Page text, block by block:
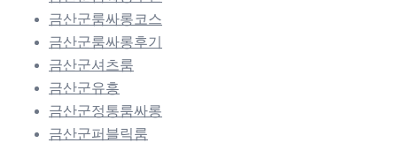
금산군룸싸롱코스
금산군룸싸롱후기
금산군셔츠룸
금산군유흥
금산군정통룸싸롱
금산군퍼블릭룸